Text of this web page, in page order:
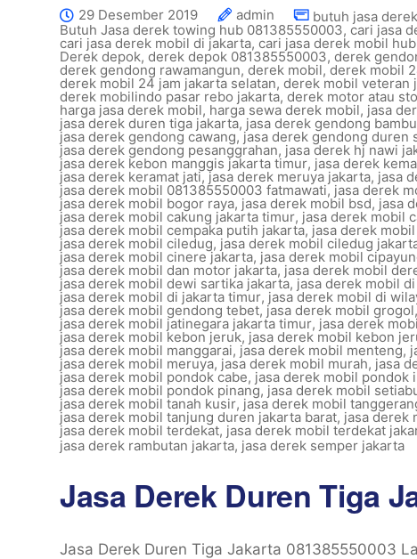
29 Desember 2019 admin butuh jasa
Butuh Jasa derek towing hub 081385550003, cari jasa
cari jasa derek mobil di jakarta, cari jasa derek mobil
Derek depok, derek depok 081385550003, derek
derek gendong rawamangun, derek mobil,derek mobil
derek mobil 24 jam jakarta selatan, derek mobil veteran
derek mobilindo pasar rebo jakarta, derek motor atau
harga jasa derek mobil, harga sewa derek mobil, jasa
jasa derek duren tiga jakarta, jasa derek gendong
jasa derek gendong cawang, jasa derek gendong duren
jasa derek gendong pesanggrahan, jasa derek hj nawi
jasa derek kebon manggis jakarta timur, jasa derek
jasa derek keramat jati,jasa derek meruya jakarta, jasa
jasa derek mobil 081385550003 fatmawati, jasa derek
jasa derek mobil bogor raya, jasa derek mobil bsd, jasa
jasa derek mobil cakung jakarta timur, jasa derek mobil
jasa derek mobil cempaka putih jakarta, jasa derek
jasa derek mobil ciledug, jasa derek mobil ciledug
jasa derek mobil cinere jakarta, jasa derek mobil
jasa derek mobil dan motor jakarta, jasa derek mobil
jasa derek mobil dewi sartika jakarta, jasa derek mobil
jasa derek mobil di jakarta timur, jasa derek mobil di
jasa derek mobil gendong tebet, jasa derek mobil grogol
jasa derek mobil jatinegara jakarta timur, jasa derek
jasa derek mobil kebon jeruk, jasa derek mobil kebon
jasa derek mobil manggarai, jasa derek mobil menteng,
jasa derek mobil meruya, jasa derek mobil murah, jasa
jasa derek mobil pondok cabe, jasa derek mobil pondok
jasa derek mobil pondok pinang, jasa derek mobil
jasa derek mobil tanah kusir, jasa derek mobil
jasa derek mobil tanjung duren jakarta barat, jasa derek
jasa derek mobil terdekat, jasa derek mobil terdekat
jasa derek rambutan jakarta, jasa derek semper jakarta
Jasa Derek Duren Tiga
Jasa Derek Duren Tiga Jakarta 081385550003